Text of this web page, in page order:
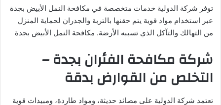
توفر شركة الدولية خدمات متخصصة في مكافحة النمل الأبيض بجدة
عبر استخدام مواد قوية يتم حقنها بالتربة والجدران لحماية المنزل
من التهالك والتآكل الذي تسببه الأرضة. مكافحة النمل الأبيض بجدة
شركة مكافحة الفئران بجدة –
التخلص من القوارض بدقة
تعتمد شركة الدولية على مصائد حديثة، ومواد طاردة، ومبيدات قوية